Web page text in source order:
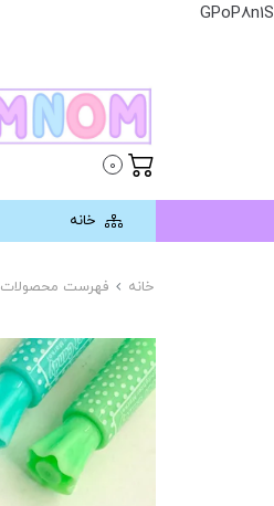
GPoP8n1S
0
خانه
خانه فهرست محصولات